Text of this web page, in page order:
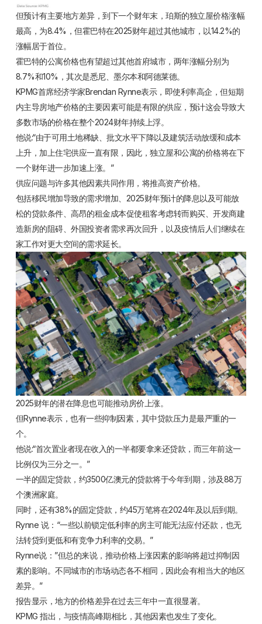
但预计有主要地方差异，到下一个财年末，珀斯的独立屋价格涨幅
最高，为8.4%，但霍巴特在2025财年超过其他城市，以14.2%的
涨幅居于首位。
霍巴特的公寓价格也有望超过其他首府城市，两年涨幅分别为
8.7%和10%，其次是悉尼、墨尔本和阿德莱德。
KPMG首席经济学家Brendan Rynne表示，即使利率高企，但短期
内主导房地产价格的主要因素可能是有限的供应，预计这会导致大
多数市场的价格在整个2024财年持续上浮。
他说:“由于可用土地稀缺、批文水平下降以及建筑活动放缓和成本
上升，加上住宅供应一直有限，因此，独立屋和公寓的价格将在下
一个财年进一步加速上涨。”
供应问题与许多其他因素共同作用，将推高资产价格。
包括移民增加导致的需求增加、2025财年预计的降息以及可能放
松的贷款条件、高昂的租金成本促使租客考虑转而购买、开发商建
造新房的阻碍、外国投资者需求再次回升，以及疫情后人们继续在
家工作对更大空间的需求延长。
2025财年的潜在降息也可能推动房价上涨。
但Rynne表示，也有一些抑制因素，其中贷款压力是最严重的一
个。
他说:“首次置业者现在收入的一半都要拿来还贷款，而三年前这一
比例仅为三分之一。”
一半的固定贷款，约3500亿澳元的贷款将于今年到期，涉及88万
个澳洲家庭。
同时，还有38%的固定贷款，约45万笔将在2024年及以后到期。
Rynne 说：“一些以前锁定低利率的房主可能无法应付还款，也无
法转贷到更低和有竞争力利率的交易。”
Rynne说：”但总的来说，推动价格上涨因素的影响将超过抑制因
素的影响。不同城市的市场动态各不相同，因此会有相当大的地区
差异。”
报告显示，地方的价格差异在过去三年中一直很显著。
KPMG 指出，与疫情高峰期相比，其他因素也发生了变化。